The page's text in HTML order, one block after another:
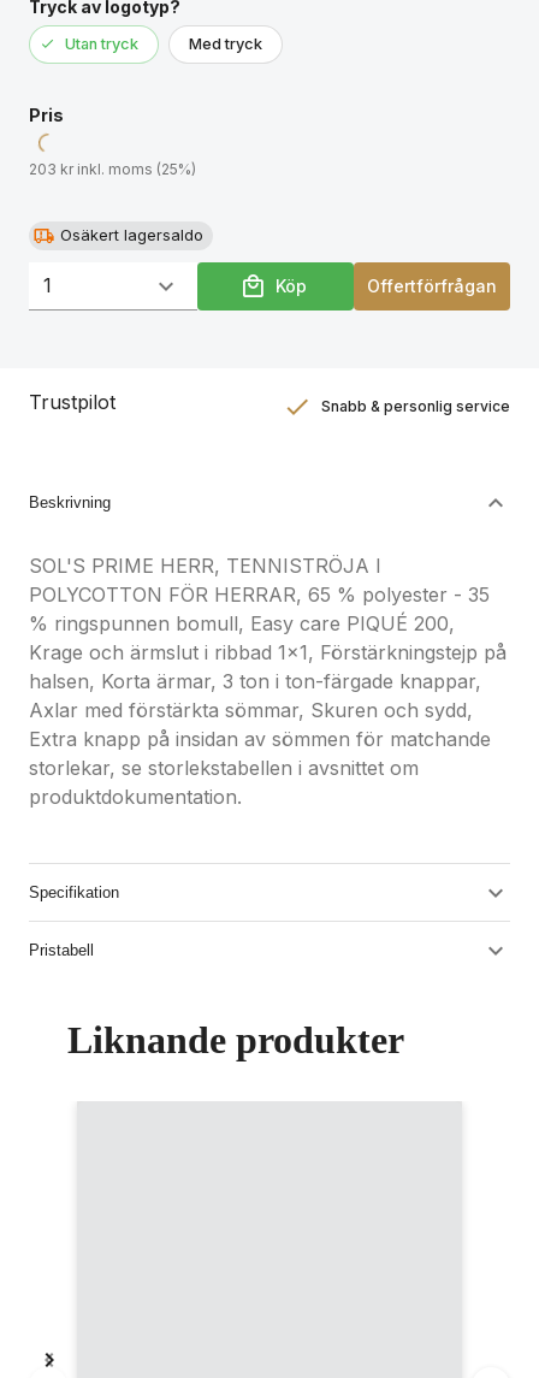
storlekar, se storlekstabellen i avsnittet om
produktdokumentation.
Tryck av logotyp?
Utan tryck Med tryck
Pris
203 kr inkl. moms (25%)
Osäkert lagersaldo
Köp Offertförfrågan
Trustpilot Snabb & personlig service
Beskrivning
SOL'S PRIME HERR, TENNISTRÖJA I
POLYCOTTON FÖR HERRAR, 65 % polyester - 35
% ringspunnen bomull, Easy care PIQUÉ 200,
Krage och ärmslut i ribbad 1x1, Förstärkningstejp på
halsen, Korta ärmar, 3 ton i ton-färgade knappar,
Axlar med förstärkta sömmar, Skuren och sydd,
Extra knapp på insidan av sömmen för matchande
storlekar, se storlekstabellen i avsnittet om
produktdokumentation.
Specifikation
Pristabell
Liknande produkter